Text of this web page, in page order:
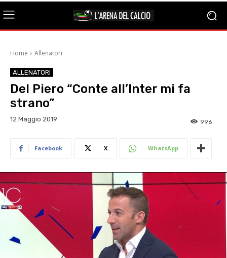
Home Allenatori
ALLENATORI
Del Piero “Conte all’Inter mi fa
strano”
12 Maggio 2019 996
Facebook X WhatsApp